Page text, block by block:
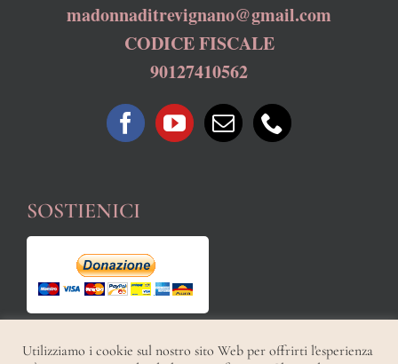
madonnaditrevignano@gmail.com
CODICE FISCALE
90127410562
SOSTIENICI
Utilizziamo i cookie sul nostro sito Web per offrirti l'esperienza